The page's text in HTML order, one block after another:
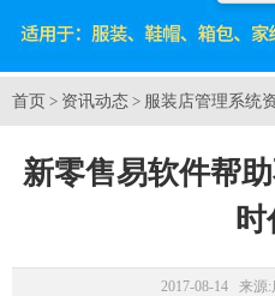
首页 > 资讯动态 > 服装店管理系统
新零售易软件帮
时
2017-08-14 来源: